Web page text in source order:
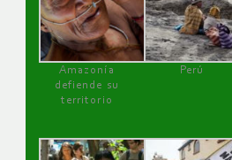
Amazonía
defiende su
territorio
Perú